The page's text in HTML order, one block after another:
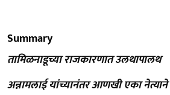
Summary
तामिळनाडूच्या राजकारणात उलथापालथ
अन्नामलाई यांच्यानंतर आणखी एका